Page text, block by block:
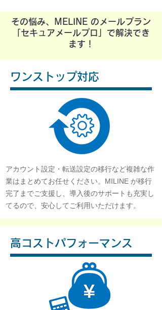
その悩み、MELINE のメールプラン
「セキュアメールプロ」で解決でき
ます！
ワンストップ対応
アカウント設定・転送設定の移行など複雑な作
業はまとめてお任せください。MILINE が移行
完了までご支援し、導入後のサポートも充実し
てるので、安心してご利用いただけます。
高コストパフォーマンス